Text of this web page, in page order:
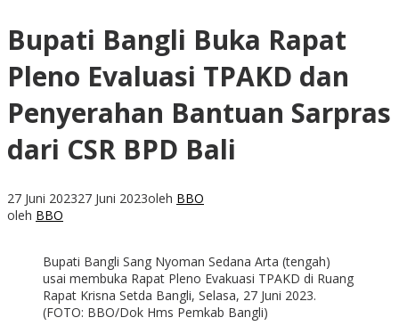
Bupati Bangli Buka Rapat
Pleno Evaluasi TPAKD dan
Penyerahan Bantuan Sarpras
dari CSR BPD Bali
27 Juni 202327 Juni 2023oleh BBO
oleh BBO
Bupati Bangli Sang Nyoman Sedana Arta (tengah)
usai membuka Rapat Pleno Evakuasi TPAKD di Ruang
Rapat Krisna Setda Bangli, Selasa, 27 Juni 2023.
(FOTO: BBO/Dok Hms Pemkab Bangli)